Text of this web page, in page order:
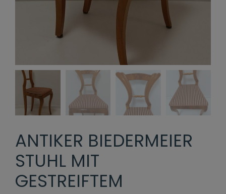
ANTIKER BIEDERMEIER
STUHL MIT
GESTREIFTEM